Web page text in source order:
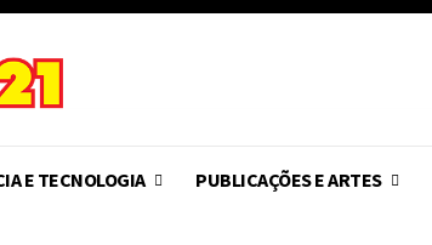
E TECNOLOGIA PUBLICAÇÕES E ARTES